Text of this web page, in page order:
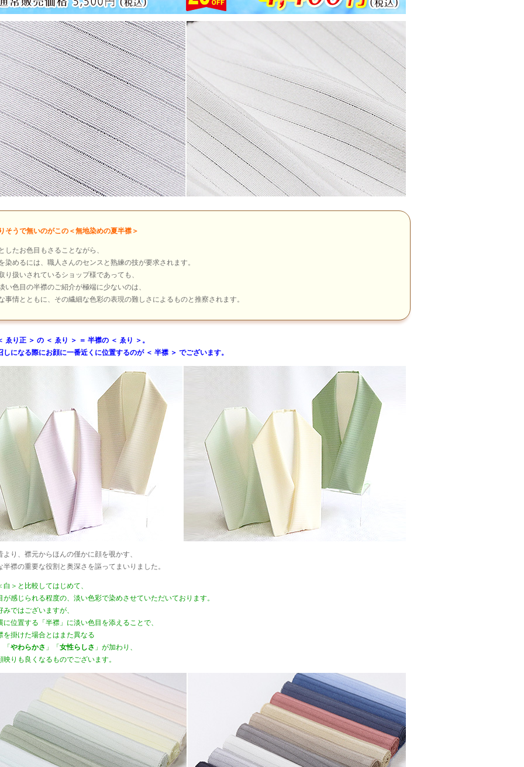
そうで無いのがこの＜無地染めの夏半襟＞
したお色目もさることながら、
染めるには、職人さんのセンスと熟練の技が要求されます。
り扱いされているショップ様であっても、
い色目の半襟のご紹介が極端に少ないのは、
事情とともに、その繊細な色彩の表現の難しさによるものと推察されます。
ゑり正 ＞ の ＜ ゑり ＞ ＝ 半襟の ＜ ゑり ＞。
しになる際にお顔に一番近くに位置するのが ＜ 半襟 ＞ でございます。
より、襟元からほんの僅かに顔を覗かす、
半襟の重要な役割と奥深さを謳ってまいりました。
白＞と比較してはじめて、
が感じられる程度の、淡い色彩で染めさせていただいております。
ではございますが、
に位置する「半襟」に淡い色目を添えることで、
を掛けた場合とはまた異なる
「 やわらかさ 」「 女性らしさ 」が加わり、
映りも良くなるものでございます。